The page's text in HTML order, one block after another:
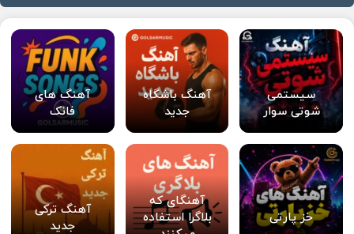
سیستمی
شوتی سوار
آهنگ باشگاه
جدید
آهنگ های
فانک
خز پارتی
آهنگای که
بلاگرا استفاده
آهنگ ترکی
جدید